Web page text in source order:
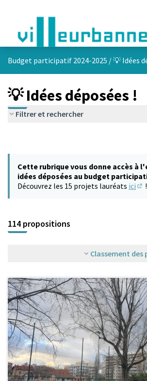
Budget participatif 2024-2025 /💡 Idées
💡 Idées déposées !
Filtrer et rechercher
Cette rubrique vous donne accès à
idées déposées au budget
Découvrez les 15 projets lauréats ici !
114 propositions
Classement